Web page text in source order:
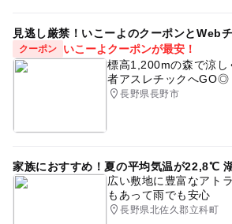
見逃し厳禁！いこーよのクーポンとWeb
クーポン
いこーよクーポンが最安！
標高1,200mの森で涼し
者アスレチックへGO◎
長野県長野市
家族におすすめ！夏の平均気温が22,8℃
広い敷地に豊富なアト
もあって雨でも安心
長野県北佐久郡立科町